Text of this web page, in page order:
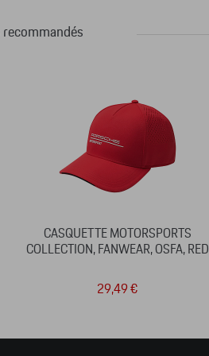
recommandés
CASQUETTE MOTORSPORTS
COLLECTION, FANWEAR, OSFA, RED
29,49 €